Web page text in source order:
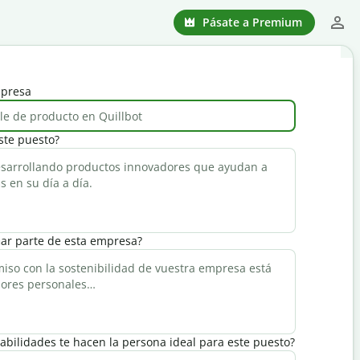
Pásate a Premium
puesto?
parte de esta empresa?
te hacen la persona ideal para este puesto?